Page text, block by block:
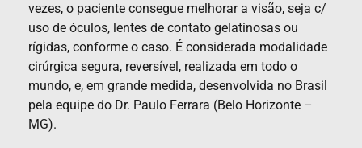
vezes, o paciente consegue melhorar a visão, seja c/
uso de óculos, lentes de contato gelatinosas ou
rígidas, conforme o caso. É considerada modalidade
cirúrgica segura, reversível, realizada em todo o
mundo, e, em grande medida, desenvolvida no Brasil
pela equipe do Dr. Paulo Ferrara (Belo Horizonte –
MG).